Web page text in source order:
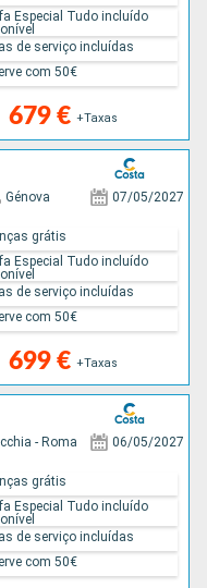
679 € +Taxas
Especial Tudo incluído
de serviço incluídas
com 50€
Génova 07/05/2027
699 € +Taxas
grátis
Especial Tudo incluído
de serviço incluídas
com 50€
- Roma 06/05/2027
grátis
Especial Tudo incluído
de serviço incluídas
com 50€